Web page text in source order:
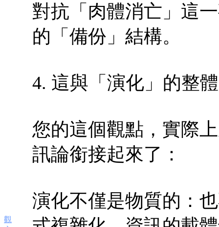
觀
對抗「肉體消亡」這
的「備份」結構。
4. 這與「演化」的整
您的這個觀點，實際
訊論銜接起來了：
演化不僅是物質的：